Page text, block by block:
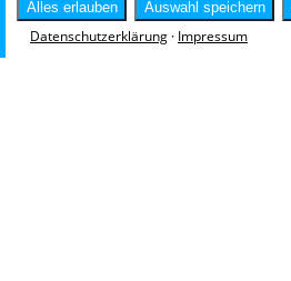
+49 8761 681-0
Alles erlauben Auswahl speichern
Datenschutzerklärung · Impressum